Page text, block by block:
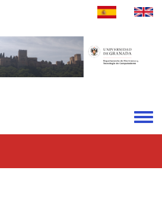
Toggle